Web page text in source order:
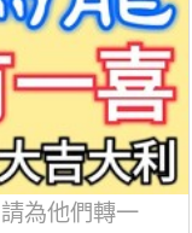
為他們轉一